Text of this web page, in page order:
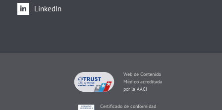
LinkedIn
Web de Contenido
Médico acreditada
por la AACI
Certificado de conformidad